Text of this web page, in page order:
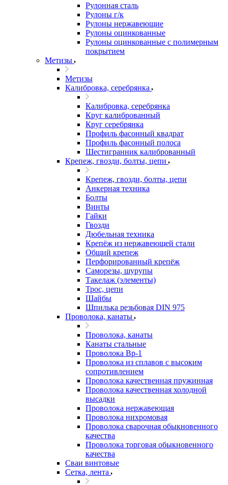
Рулонная сталь
Рулоны г/к
Рулоны нержавеющие
Рулоны оцинкованные
Рулоны оцинкованные с полимерным
покрытием
Метизы
Метизы
Калибровка, серебрянка
Калибровка, серебрянка
Круг калиброванный
Круг серебрянка
Профиль фасонный квадрат
Профиль фасонный полоса
Шестигранник калиброванный
Крепеж, гвозди, болты, цепи
Крепеж, гвозди, болты, цепи
Анкерная техника
Болты
Винты
Гайки
Гвозди
Дюбельная техника
Крепёж из нержавеющей стали
Общий крепеж
Перфорированный крепёж
Саморезы, шурупы
Такелаж (элементы)
Трос, цепи
Шайбы
Шпилька резьбовая DIN 975
Проволока, канаты
Проволока, канаты
Канаты стальные
Проволока Вр-1
Проволока из сплавов с высоким
сопротивлением
Проволока качественная пружинная
Проволока качественная холодной
высадки
Проволока нержавеющая
Проволока нихромовая
Проволока сварочная обыкновенного
качества
Проволока торговая обыкновенного
качества
Сваи винтовые
Сетка, лента